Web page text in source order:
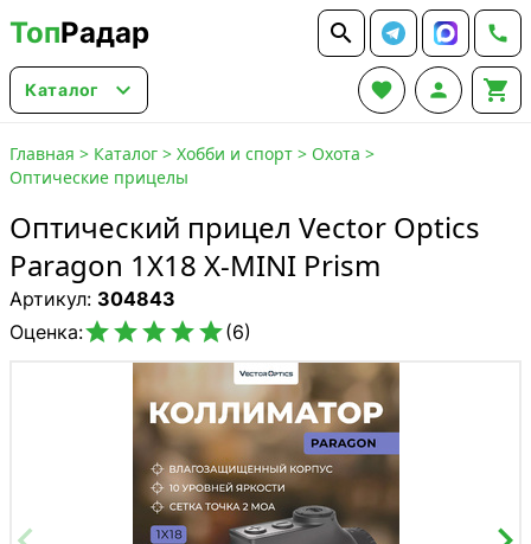
ТопРадар  
Каталог    
Главная > Каталог > Хобби и спорт > Охота >
Оптические прицелы
Оптический прицел Vector Optics
Paragon 1X18 X-MINI Prism
Артикул: 304843
Оценка:(6)